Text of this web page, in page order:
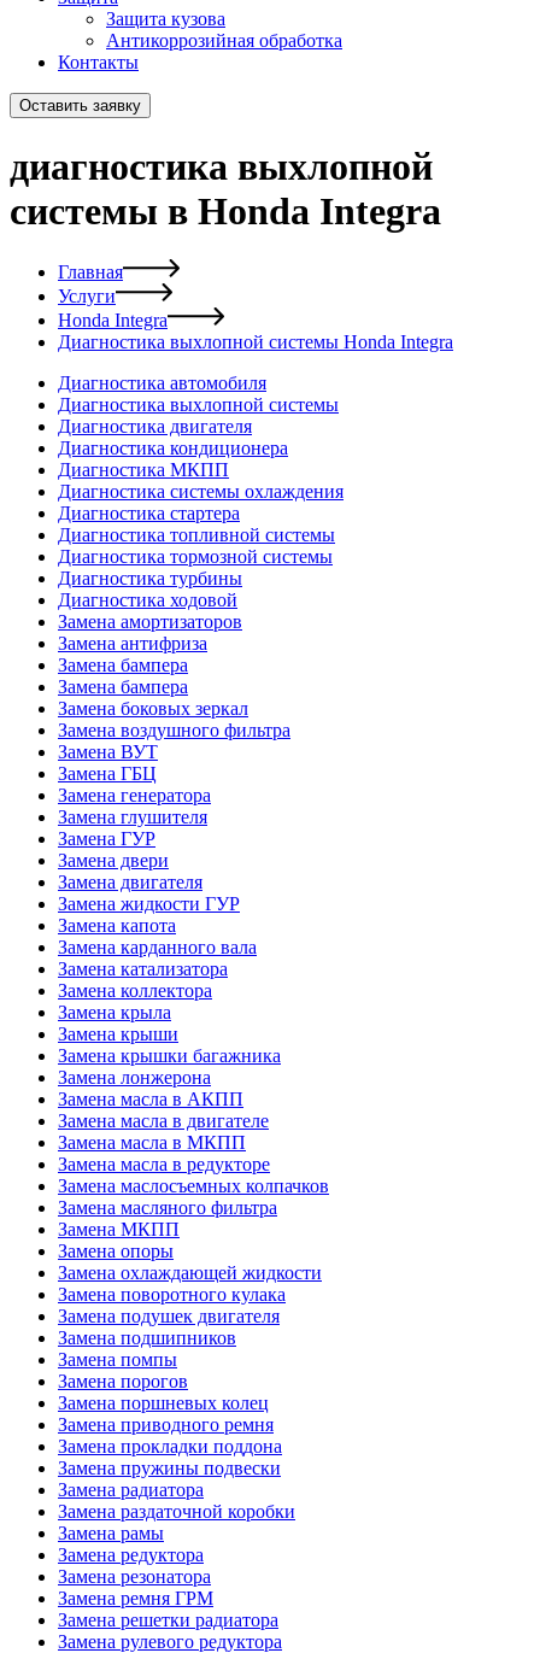
Защита кузова
Антикоррозийная обработка
Контакты
Оставить заявку
диагностика выхлопной
системы в Honda Integra
Главная
Услуги
Honda Integra
Диагностика выхлопной системы Honda Integra
Диагностика автомобиля
Диагностика выхлопной системы
Диагностика двигателя
Диагностика кондиционера
Диагностика МКПП
Диагностика системы охлаждения
Диагностика стартера
Диагностика топливной системы
Диагностика тормозной системы
Диагностика турбины
Диагностика ходовой
Замена амортизаторов
Замена антифриза
Замена бампера
Замена бампера
Замена боковых зеркал
Замена воздушного фильтра
Замена ВУТ
Замена ГБЦ
Замена генератора
Замена глушителя
Замена ГУР
Замена двери
Замена двигателя
Замена жидкости ГУР
Замена капота
Замена карданного вала
Замена катализатора
Замена коллектора
Замена крыла
Замена крыши
Замена крышки багажника
Замена лонжерона
Замена масла в АКПП
Замена масла в двигателе
Замена масла в МКПП
Замена масла в редукторе
Замена маслосъемных колпачков
Замена масляного фильтра
Замена МКПП
Замена опоры
Замена охлаждающей жидкости
Замена поворотного кулака
Замена подушек двигателя
Замена подшипников
Замена помпы
Замена порогов
Замена поршневых колец
Замена приводного ремня
Замена прокладки поддона
Замена пружины подвески
Замена радиатора
Замена раздаточной коробки
Замена рамы
Замена редуктора
Замена резонатора
Замена ремня ГРМ
Замена решетки радиатора
Замена рулевого редуктора